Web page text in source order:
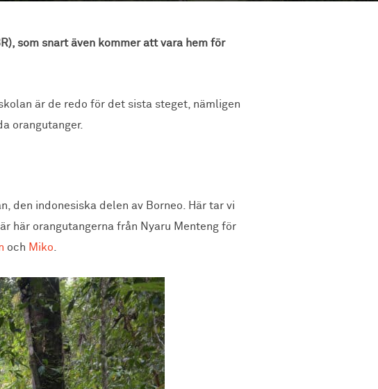
som snart även kommer att vara hem för
är de redo för det sista steget, nämligen
orangutanger.
den indonesiska delen av Borneo. Här tar vi
här orangutangerna från Nyaru Menteng för
och Miko